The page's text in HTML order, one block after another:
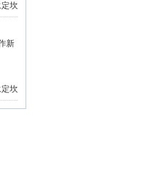
坎
新
坎